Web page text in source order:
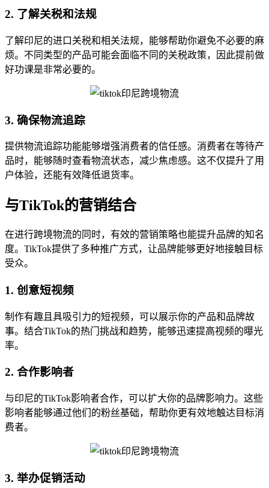
2. 了解关税和法规
了解印尼的进口关税和相关法规，能够帮助你避免不必要的麻
烦。不同类型的产品可能会面临不同的关税政策，因此提前做
好功课是非常必要的。
3. 确保物流追踪
提供物流追踪功能能够增强消费者的信任感。消费者在等待产
品时，能够随时查看物流状态，减少焦虑感。这不仅提升了用
户体验，还能有效降低退货率。
与TikTok的营销结合
在进行跨境物流的同时，有效的营销策略也能提升品牌的知名
度。TikTok提供了多种推广方式，让品牌能够更好地接触目标
受众。
1. 创意短视频
制作有趣且具吸引力的短视频，可以展示你的产品和品牌故
事。结合TikTok的热门挑战和趋势，能够迅速提高视频的曝光
率。
2. 合作影响者
与印尼的TikTok影响者合作，可以扩大你的品牌影响力。这些
影响者能够通过他们的粉丝基础，帮助你更有效地触达目标消
费者。
3. 举办促销活动